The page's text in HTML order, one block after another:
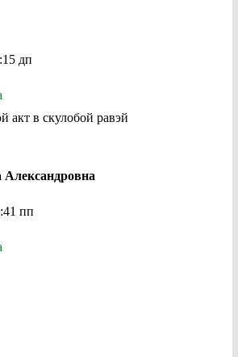
дп
акт в скулобой равэй
пп